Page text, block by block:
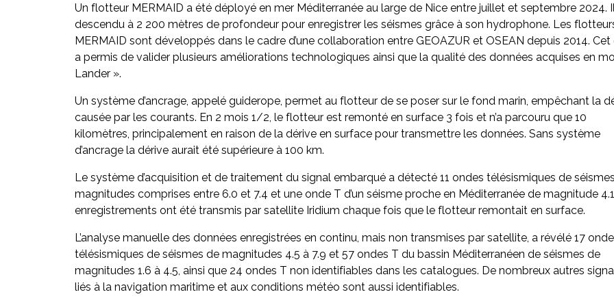
Un flotteur MERMAID a été déployé en mer Méditerranée au large de Nice entre juillet et septembre 2024.
descendu à 2 200 mètres de profondeur pour enregistrer les séismes grâce à son hydrophone. Les
MERMAID sont développés dans le cadre d’une collaboration entre GEOAZUR et OSEAN depuis 2014. Cet
a permis de valider plusieurs améliorations technologiques ainsi que la qualité des données acquises en
Lander ».
Un système d’ancrage, appelé guiderope, permet au flotteur de se poser sur le fond marin, empêchant la
causée par les courants. En 2 mois 1/2, le flotteur est remonté en surface 3 fois et n’a parcouru que 10
kilomètres, principalement en raison de la dérive en surface pour transmettre les données. Sans système
d’ancrage la dérive aurait été supérieure à 100 km.
Le système d’acquisition et de traitement du signal embarqué a détecté 11 ondes télésismiques de
magnitudes comprises entre 6.0 et 7.4 et une onde T d’un séisme proche en Méditerranée de magnitude
enregistrements ont été transmis par satellite Iridium chaque fois que le flotteur remontait en surface.
L’analyse manuelle des données enregistrées en continu, mais non transmises par satellite, a révélé 17
télésismiques de séismes de magnitudes 4.5 à 7.9 et 57 ondes T du bassin Méditerranéen de séismes de
magnitudes 1.6 à 4.5, ainsi que 24 ondes T non identifiables dans les catalogues. De nombreux autres
liés à la navigation maritime et aux conditions météo sont aussi identifiables.